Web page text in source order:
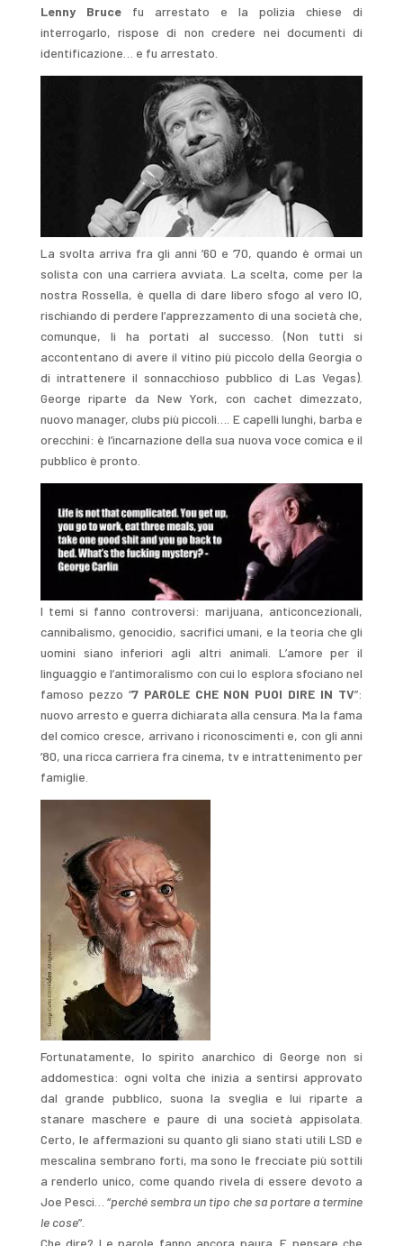
Lenny Brucefu arrestato e la polizia chiese di
interrogarlo, rispose di non credere nei documenti di
identificazione… e fu arrestato.
La svolta arriva fra gli anni ’60 e ’70, quando è ormai un
solista con una carriera avviata. La scelta, come per la
nostra Rossella, è quella di dare libero sfogo al vero IO,
rischiando di perdere l’apprezzamento di una società che,
comunque, li ha portati al successo. (Non tutti si
accontentano di avere il vitino più piccolo della Georgia o
di intrattenere il sonnacchioso pubblico di Las Vegas).
George riparte da New York, con cachet dimezzato,
nuovo manager, clubs più piccoli…. E capelli lunghi, barba e
orecchini: è l’incarnazione della sua nuova voce comica e il
pubblico è pronto.
I temi si fanno controversi: marijuana, anticoncezionali,
cannibalismo, genocidio, sacrifici umani, e la teoria che gli
uomini siano inferiori agli altri animali. L’amore per il
linguaggio e l’antimoralismo con cui lo esplora sfociano nel
famoso pezzo “7 PAROLE CHE NON PUOI DIRE IN TV”:
nuovo arresto e guerra dichiarata alla censura. Ma la fama
del comico cresce, arrivano i riconoscimenti e, con gli anni
’80, una ricca carriera fra cinema, tv e intrattenimento per
famiglie.
Fortunatamente, lo spirito anarchico di George non si
addomestica: ogni volta che inizia a sentirsi approvato
dal grande pubblico, suona la sveglia e lui riparte a
stanare maschere e paure di una società appisolata.
Certo, le affermazioni su quanto gli siano stati utili LSD e
mescalina sembrano forti, ma sono le frecciate più sottili
a renderlo unico, come quando rivela di essere devoto a
Joe Pesci… “perché sembra un tipo che sa portare a termine
le cose”.
Che dire? Le parole fanno ancora paura. E pensare che